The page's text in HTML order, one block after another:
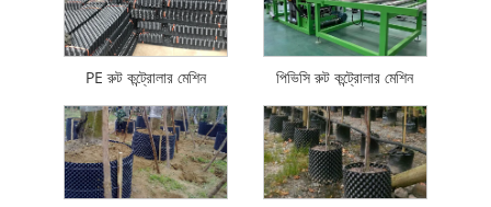
PE রুট কন্ট্রোলার মেশিন পিভিসি রুট কন্ট্রোলার মেশিন